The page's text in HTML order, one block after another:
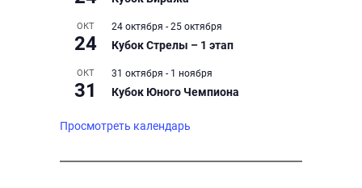
ОКТ
24
24 октября - 25 октября
Кубок Стрелы – 1 этап
ОКТ
31
31 октября - 1 ноября
Кубок Юного Чемпиона
Просмотреть календарь